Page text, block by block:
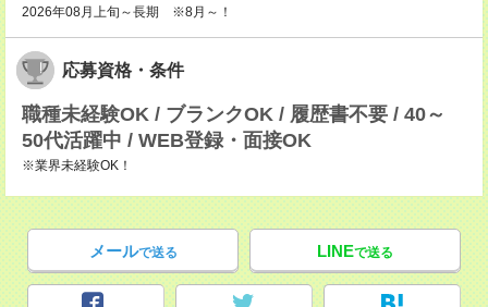
2026年08月上旬～長期 ※8月～！
応募資格・条件
職種未経験OK / ブランクOK / 履歴書不要 / 40～
50代活躍中 / WEB登録・面接OK
※業界未経験OK！
メールで送る LINEで送る